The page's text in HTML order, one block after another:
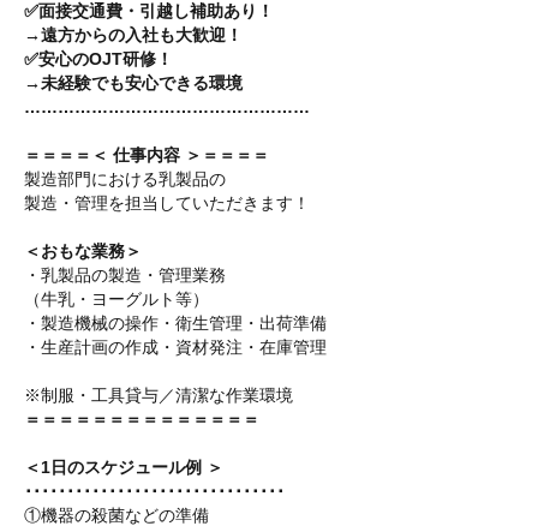
✅面接交通費・引越し補助あり！
→遠方からの入社も大歓迎！
✅安心のOJT研修！
→未経験でも安心できる環境
……………………………………………
＝＝＝＝＜ 仕事内容 ＞＝＝＝＝
製造部門における乳製品の
製造・管理を担当していただきます！
＜おもな業務＞
・乳製品の製造・管理業務
（牛乳・ヨーグルト等）
・製造機械の操作・衛生管理・出荷準備
・生産計画の作成・資材発注・在庫管理
※制服・工具貸与／清潔な作業環境
＝＝＝＝＝＝＝＝＝＝＝＝＝＝
＜1日のスケジュール例 ＞
･･･････････････････････････････
①機器の殺菌などの準備